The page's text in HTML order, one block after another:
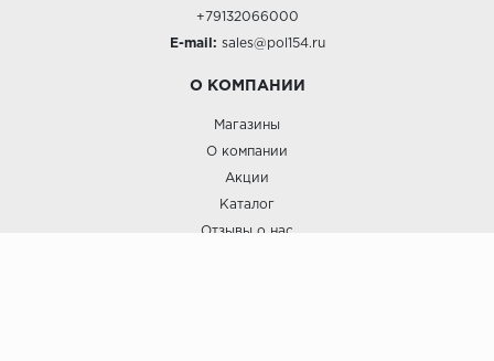
+79132066000
E-mail: sales@pol154.ru
О КОМПАНИИ
Магазины
О компании
Акции
Каталог
Отзывы о нас